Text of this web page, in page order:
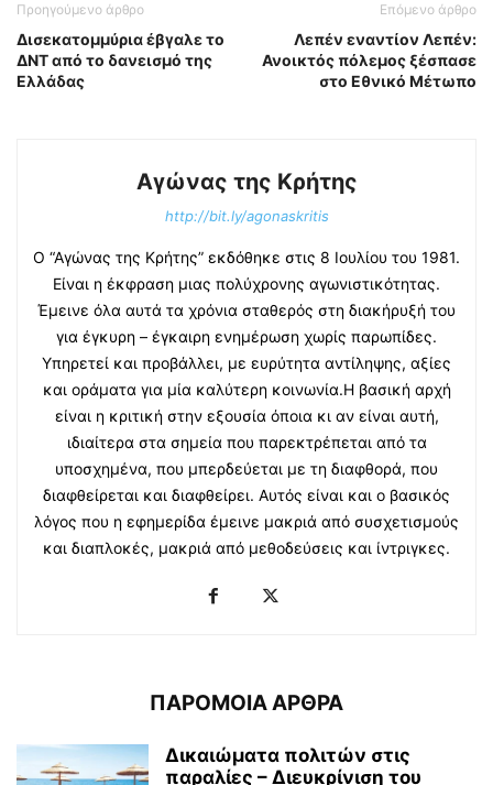
Προηγούμενο άρθρο
Δισεκατομμύρια έβγαλε το
ΔΝΤ από το δανεισμό της
Ελλάδας
Επόμενο άρθρο
Λεπέν εναντίον Λεπέν:
Ανοικτός πόλεμος ξέσπασε
στο Εθνικό Μέτωπο
Αγώνας της Κρήτης
http://bit.ly/agonaskritis
Ο “Αγώνας της Κρήτης” εκδόθηκε στις 8 Ιουλίου του 1981.
Είναι η έκφραση μιας πολύχρονης αγωνιστικότητας.
Έμεινε όλα αυτά τα χρόνια σταθερός στη διακήρυξή του
για έγκυρη – έγκαιρη ενημέρωση χωρίς παρωπίδες.
Υπηρετεί και προβάλλει, με ευρύτητα αντίληψης, αξίες
και οράματα για μία καλύτερη κοινωνία.Η βασική αρχή
είναι η κριτική στην εξουσία όποια κι αν είναι αυτή,
ιδιαίτερα στα σημεία που παρεκτρέπεται από τα
υποσχημένα, που μπερδεύεται με τη διαφθορά, που
διαφθείρεται και διαφθείρει. Αυτός είναι και ο βασικός
λόγος που η εφημερίδα έμεινε μακριά από συσχετισμούς
και διαπλοκές, μακριά από μεθοδεύσεις και ίντριγκες.
ΠΑΡΟΜΟΙΑ ΑΡΘΡΑ
Δικαιώματα πολιτών στις
παραλίες – Διευκρίνιση του